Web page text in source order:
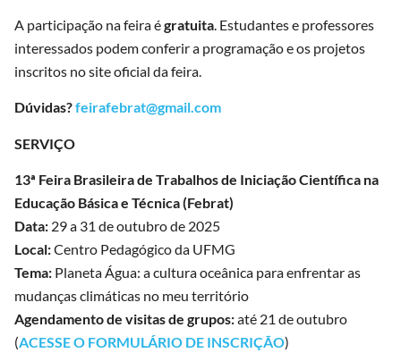
A participação na feira égratuita. Estudantes e professores
interessados podem conferir a programação e os projetos
inscritos no site oficial da feira.
Dúvidas?feirafebrat@gmail.com
SERVIÇO
13ª Feira Brasileira de Trabalhos de Iniciação Científica na
Educação Básica e Técnica (Febrat)
Data: 29 a 31 de outubro de 2025
Local:Centro Pedagógico da UFMG
Tema: Planeta Água: a cultura oceânica para enfrentar as
mudanças climáticas no meu território
Agendamento de visitas de grupos:até 21 de outubro
(ACESSE O FORMULÁRIO DE INSCRIÇÃO)